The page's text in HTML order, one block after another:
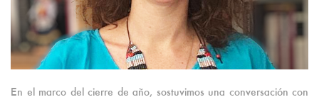
En el marco del cierre de año, sostuvimos una conversación con